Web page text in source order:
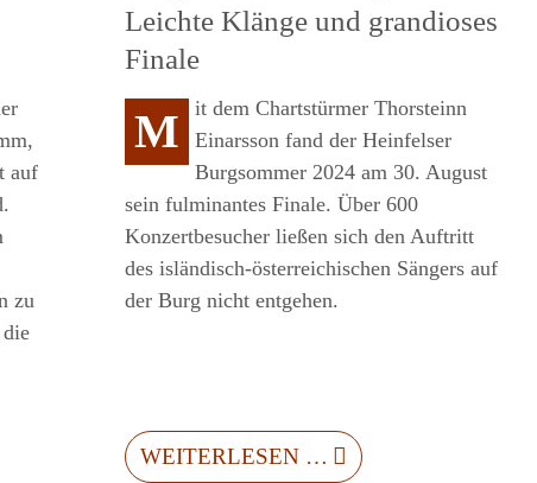
auf
zu
die
Leichte Klänge und grandioses
Finale
M
it dem Chartstürmer Thorsteinn
Einarsson fand der Heinfelser
Burgsommer 2024 am 30. August
sein fulminantes Finale. Über 600
Konzertbesucher ließen sich den Auftritt
des isländisch-österreichischen Sängers auf
der Burg nicht entgehen.
WEITERLESEN …